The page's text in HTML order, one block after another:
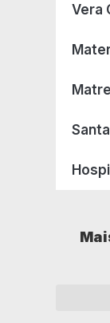
Vera